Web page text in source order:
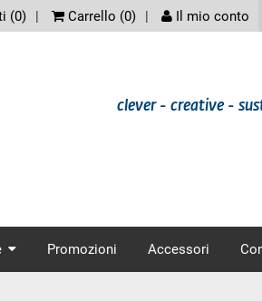
(0) Carrello (0) Il mio conto
clever - creative -
Promozioni Accessori